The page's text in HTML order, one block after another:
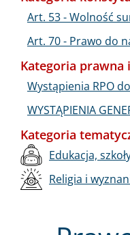
Art. 53 - Wolność
Art. 70 - Prawo do
Kategoria prawna
Wystąpienia RPO
WYSTĄPIENIA
Kategoria
Edukacja,
Religia i